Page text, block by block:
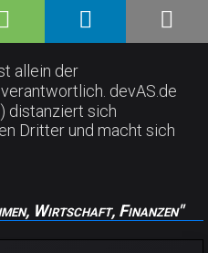
allein der
verantwortlich. devAS.de
distanziert sich
Dritter und macht sich
Wirtschaft, Finanzen"